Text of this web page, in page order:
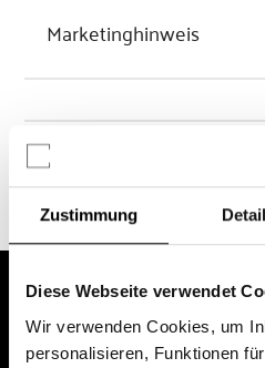
Zustimmung
Diese Webseite verwendet
Wir verwenden Cookies, um
personalisieren, Funktionen
Marketinghinweis
Chancen & Risiken